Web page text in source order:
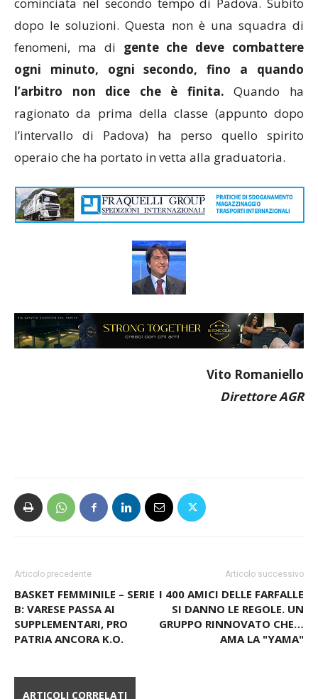
dopo le soluzioni. Questa non è una squadra di
fenomeni, ma di gente che deve combattere
ogni minuto, ogni secondo, fino a quando
l’arbitro non dice che è finita. Quando ha
ragionato da prima della classe (appunto dopo
l’intervallo di Padova) ha perso quello spirito
operaio che ha portato in vetta alla graduatoria.
Vito Romaniello
Direttore AGR
Articolo precedente
BASKET FEMMINILE – SERIE
B: VARESE PASSA AI
SUPPLEMENTARI, PRO
PATRIA ANCORA K.O.
Articolo successivo
I 400 AMICI DELLE FARFALLE
SI DANNO LE REGOLE. UN
GRUPPO RINNOVATO CHE…
AMA LA "YAMA"
ARTICOLI CORRELATI